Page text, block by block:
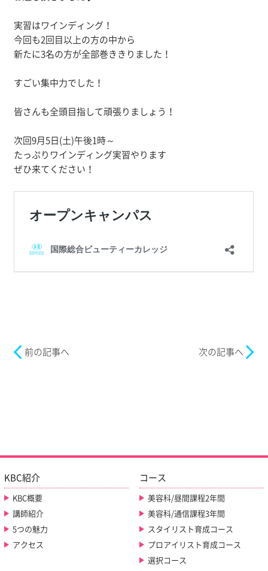
実習はワインディング！
今回も2回目以上の方の中から
新たに3名の方が全部巻ききりました！
すごい集中力でした！
皆さんも全頭目指して頑張りましょう！
次回9月5日(土)午後1時～
たっぷりワインディング実習やります
ぜひ来てください！
前の記事へ 次の記事へ
KBC紹介
KBC概要
講師紹介
5つの魅力
アクセス
コース
美容科/昼間課程2年間
美容科/通信課程3年間
スタイリスト育成コース
プロアイリスト育成コース
選択コース